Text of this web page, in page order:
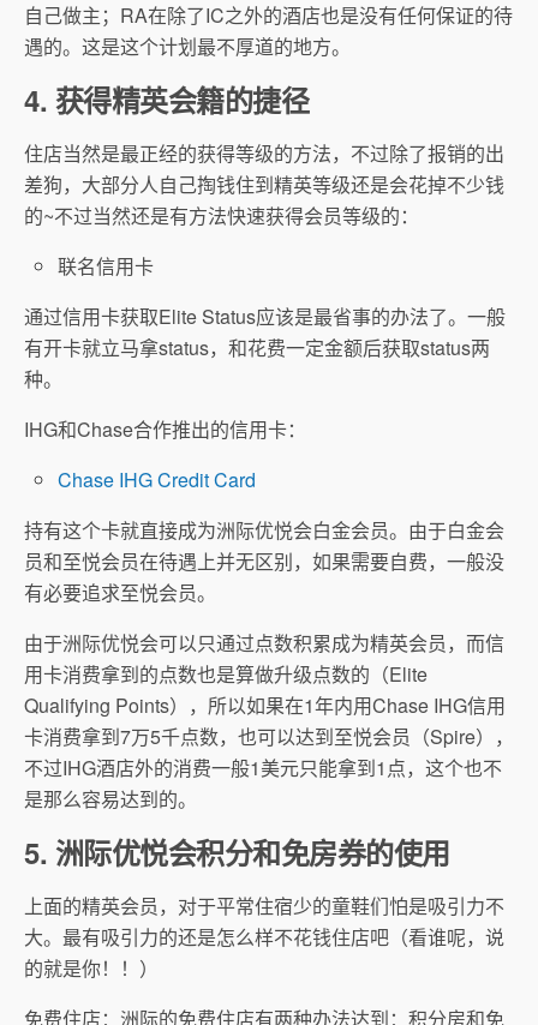
自己做主；RA在除了IC之外的酒店也是没有任何保证的待
遇的。这是这个计划最不厚道的地方。
4. 获得精英会籍的捷径
住店当然是最正经的获得等级的方法，不过除了报销的出
差狗，大部分人自己掏钱住到精英等级还是会花掉不少钱
的~不过当然还是有方法快速获得会员等级的：
联名信用卡
通过信用卡获取Elite Status应该是最省事的办法了。一般
有开卡就立马拿status，和花费一定金额后获取status两
种。
IHG和Chase合作推出的信用卡：
Chase IHG Credit Card
持有这个卡就直接成为洲际优悦会白金会员。由于白金会
员和至悦会员在待遇上并无区别，如果需要自费，一般没
有必要追求至悦会员。
由于洲际优悦会可以只通过点数积累成为精英会员，而信
用卡消费拿到的点数也是算做升级点数的（Elite
Qualifying Points），所以如果在1年内用Chase IHG信用
卡消费拿到7万5千点数，也可以达到至悦会员（Spire），
不过IHG酒店外的消费一般1美元只能拿到1点，这个也不
是那么容易达到的。
5. 洲际优悦会积分和免房券的使用
上面的精英会员，对于平常住宿少的童鞋们怕是吸引力不
大。最有吸引力的还是怎么样不花钱住店吧（看谁呢，说
的就是你！！）
免费住店：洲际的免费住店有两种办法达到：积分房和免